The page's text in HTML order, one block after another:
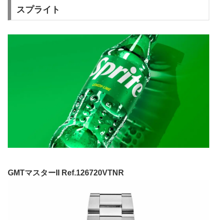
スプライト
GMTマスターII Ref.126720VTNR